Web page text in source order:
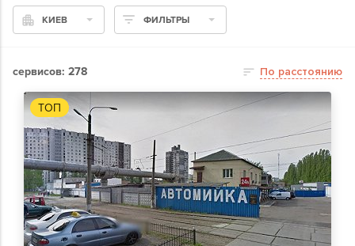
КИЕВ ФИЛЬТРЫ
сервисов: 278 По расстоянию
ТОП